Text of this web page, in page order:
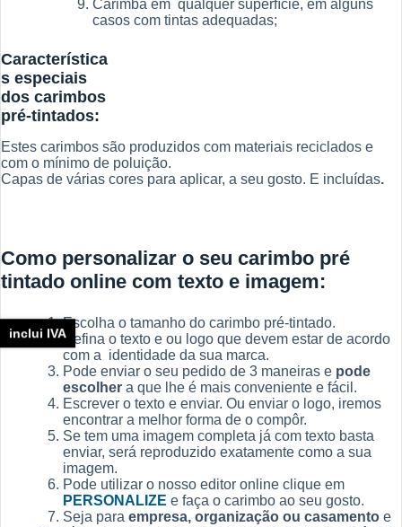
Carimba em qualquer superfície, em alguns
casos com tintas adequadas;
Característica
s especiais
dos carimbos
pré-tintados:
Estes carimbos são produzidos com materiais reciclados e
com o mínimo de poluição.
Capas de várias cores para aplicar, a seu gosto. E incluídas.
Como personalizar o seu carimbo pré
tintado online com texto e imagem:
Escolha o tamanho do carimbo pré-tintado.
Defina o texto e ou logo que devem estar de acordo
com a identidade da sua marca.
Pode enviar o seu pedido de 3 maneiras e pode
escolher a que lhe é mais conveniente e fácil.
Escrever o texto e enviar. Ou enviar o logo, iremos
encontrar a melhor forma de o compôr.
Se tem uma imagem completa já com texto basta
enviar, será reproduzido exatamente como a sua
imagem.
Pode utilizar o nosso editor online clique em
PERSONALIZE e faça o carimbo ao seu gosto.
Seja para empresa, organização ou casamento e
inclui IVA